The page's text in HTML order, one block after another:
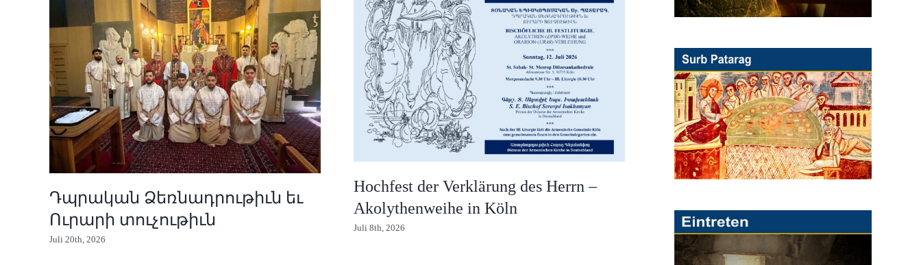
Դպրական Ձեռնադրութիւն եւ
Ուրարի տուչութիւն
Juli 20th, 2026
Hochfest der Verklärung des Herrn –
Akolythenweihe in Köln
Juli 8th, 2026
Ուրարի տուչութիւն
Juli 20th, 2026